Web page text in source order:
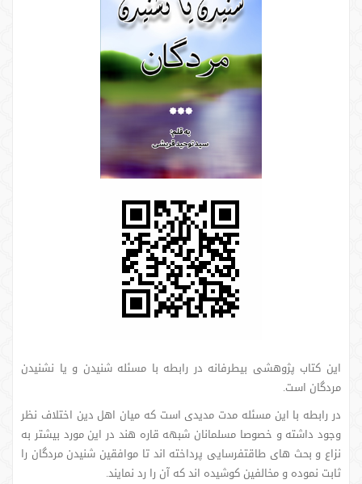
این کتاب پژوهشی بی‏طرفانه در رابطه با مسئله شنیدن و یا نشنیدن
مردگان است.
در رابطه با این مسئله مدت مدیدی است که میان اهل دین اختلاف نظر
وجود داشته و خصوصا مسلمانان شبهه قاره هند در این مورد بیشتر به
نزاع و بحث های طاقت‎فرسایی پرداخته اند تا موافقین شنیدن مردگان را
ثابت نموده و مخالفین کوشیده اند که آن را رد نمایند.